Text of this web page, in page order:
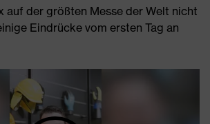
auf der größten Messe der Welt nicht
Eindrücke vom ersten Tag an